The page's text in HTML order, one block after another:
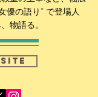
優の語り” で登場人
物語る。